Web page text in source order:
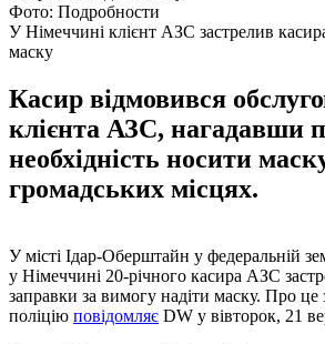
Фото: Подробности
У Німеччині клієнт АЗС застрелив
маску
Касир відмовився
клієнта АЗС, нагадавши
необхідність носити
громадських місцях.
У місті Ідар-Оберштайн у федеральній
у Німеччині 20-річного касира АЗС
заправки за вимогу надіти маску. Про
поліцію повідомляє DW у вівторок, 21